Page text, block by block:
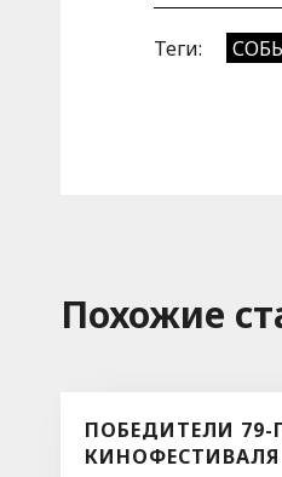
Теги:
Похожие
ПОБЕДИТЕЛИ
КИНОФЕСТИВАЛЯ